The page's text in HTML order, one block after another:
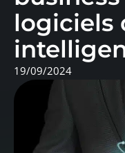
logiciels
19/09/2024